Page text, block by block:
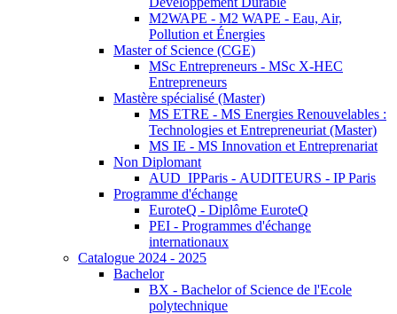
M2WAPE - M2 WAPE - Eau, Air,
Pollution et Énergies
Master of Science (CGE)
MSc Entrepreneurs - MSc X-HEC
Entrepreneurs
Mastère spécialisé (Master)
MS ETRE - MS Energies Renouvelables :
Technologies et Entrepreneuriat (Master)
MS IE - MS Innovation et Entreprenariat
Non Diplomant
AUD_IPParis - AUDITEURS - IP Paris
Programme d'échange
EuroteQ - Diplôme EuroteQ
PEI - Programmes d'échange
internationaux
Catalogue 2024 - 2025
Bachelor
BX - Bachelor of Science de l'Ecole
polytechnique